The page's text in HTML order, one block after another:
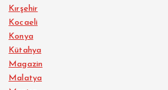
Kırşehir
Kocaeli
Konya
Kütahya
Magazin
Malatya